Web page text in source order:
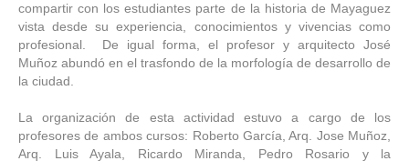
compartir con los estudiantes parte de la historia de Mayaguez
vista desde su experiencia, conocimientos y vivencias como
profesional. De igual forma, el profesor y arquitecto José
Muñoz abundó en el trasfondo de la morfología de desarrollo de
la ciudad.
La organización de esta actividad estuvo a cargo de los
profesores de ambos cursos: Roberto García, Arq. Jose Muñoz,
Arq. Luis Ayala, Ricardo Miranda, Pedro Rosario y la